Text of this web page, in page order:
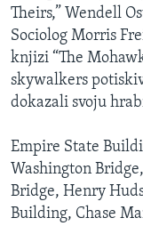
Theirs,” Wendell
Sociolog Morris
knjizi “The
skywalkers
dokazali svoju
Empire State
Washington
Bridge, Henry
Building, Chase